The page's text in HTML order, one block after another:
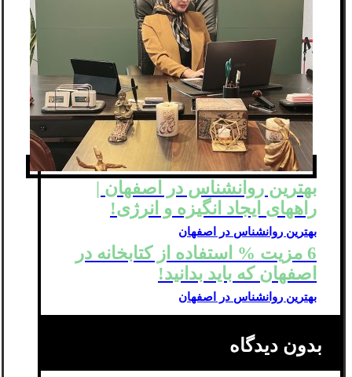
بهترین روانشناس در اصفهان |
راههای ایجاد انگیزه و انرژی!
بهترین روانشناس در اصفهان
6 مزیت % استفاده از کتابخانه در
اصفهان که باید بدانید!
بهترین روانشناس در اصفهان
بدون دیدگاه